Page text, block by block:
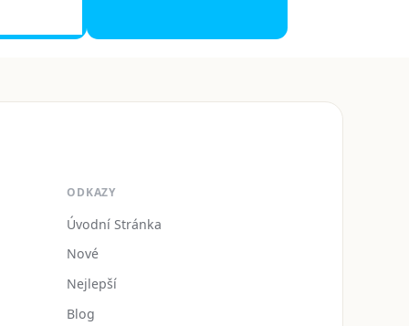
ODKAZY
Úvodní Stránka
Nové
Nejlepší
Blog